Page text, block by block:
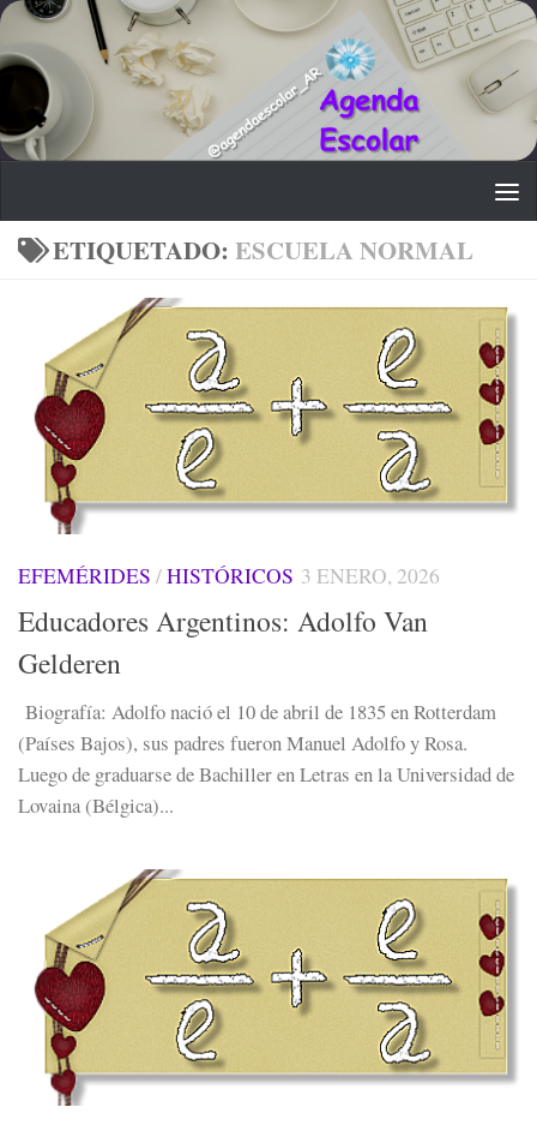
Saltar al contenido
ETIQUETADO: ESCUELA NORMAL
EFEMÉRIDES /HISTÓRICOS 3 ENERO, 2026
Educadores Argentinos: Adolfo Van
Gelderen
Biografía: Adolfo nació el 10 de abril de 1835 en Rotterdam
(Países Bajos), sus padres fueron Manuel Adolfo y Rosa.
Luego de graduarse de Bachiller en Letras en la Universidad de
Lovaina (Bélgica)...